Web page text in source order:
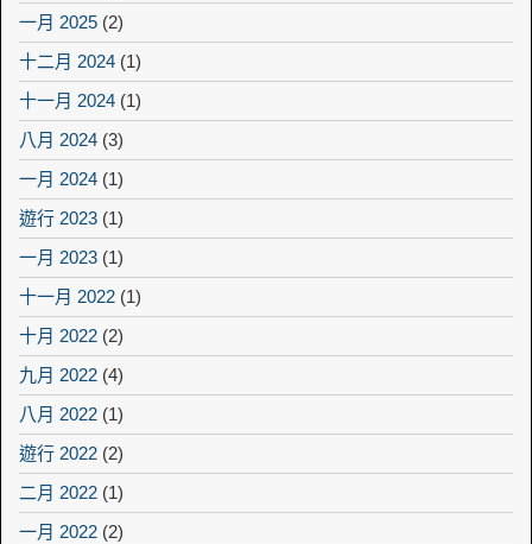
一月 2025 (2)
十二月 2024 (1)
十一月 2024 (1)
八月 2024 (3)
一月 2024 (1)
遊行 2023 (1)
一月 2023 (1)
十一月 2022 (1)
十月 2022 (2)
九月 2022 (4)
八月 2022 (1)
遊行 2022 (2)
二月 2022 (1)
一月 2022 (2)